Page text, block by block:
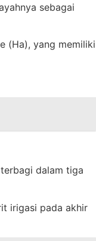
sebagai
(Ha), yang memiliki
dalam tiga
irigasi pada akhir